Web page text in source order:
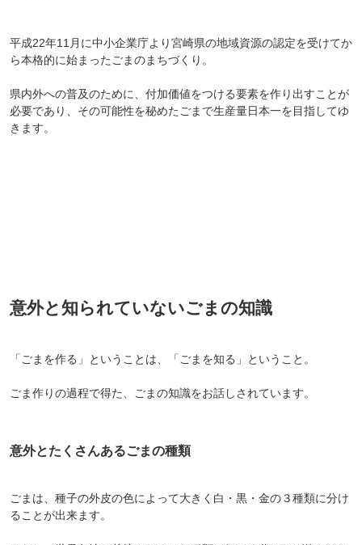
平成22年11月に中小企業庁より宮崎県の地域資源の認定を受けてか
ら本格的に始まったごまのまちづくり。
県内外への普及のために、付加価値をつける要素を作り出すことが
必要であり、その可能性を秘めたごまで生産量日本一を目指してゆ
きます。
意外と知られていないごまの知識
「ごまを作る」ということは、「ごまを知る」ということ。
ごま作りの過程で得た、ごまの知識をお話しされています。
意外とたくさんあるごまの種類
ごまは、種子の外皮の色によって大きく白・黒・金の３種類に分け
ることが出来ます。